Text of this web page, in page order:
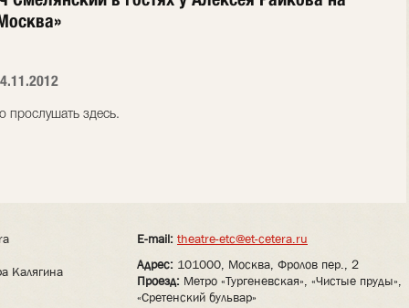
прослушать здесь.
Калягина
E-mail: theatre-etc@et-cetera.ru
Адрес: 101000, Москва, Фролов пер., 2
Проезд: Метро «Тургеневская», «Чистые пруды»,
«Сретенский бульвар»